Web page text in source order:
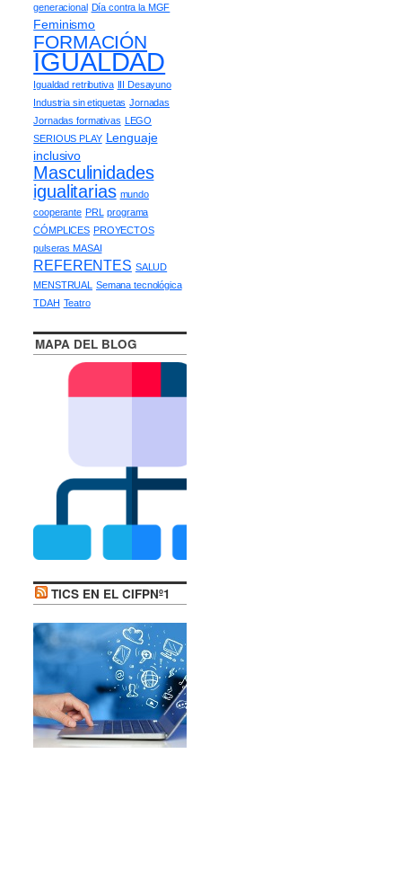
generacional Día contra la MGF
Feminismo
FORMACIÓN
IGUALDAD
Igualdad retributiva III Desayuno
Industria sin etiquetas Jornadas
Jornadas formativas LEGO
SERIOUS PLAY Lenguaje
inclusivo
Masculinidades
igualitarias mundo
cooperante PRL
programa
CÓMPLICES PROYECTOS
pulseras MASAI
REFERENTES SALUD
MENSTRUAL
Semana tecnológica
TDAH Teatro
MAPA DEL BLOG
TICS EN EL CIFPNº1